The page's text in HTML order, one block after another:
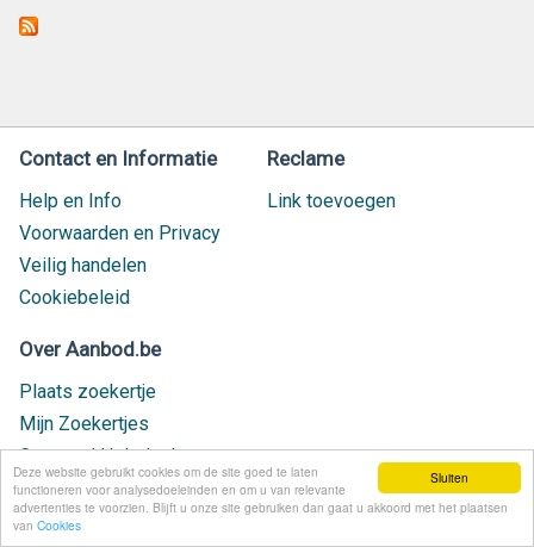
Sluiten
Deze website gebruikt cookies om de site goed te laten
functioneren voor analysedoeleinden en om u van relevante
advertenties te voorzien. Blijft u onze site gebruiken dan gaat u akkoord met het plaatsen
van Cookies
Contact en Informatie
Help en Info
Voorwaarden en Privacy
Veilig handelen
Cookiebeleid
Reclame
Link toevoegen
Over Aanbod.be
Plaats zoekertje
Mijn Zoekertjes
Contact / Helpdesk
Nieuw geplaatst